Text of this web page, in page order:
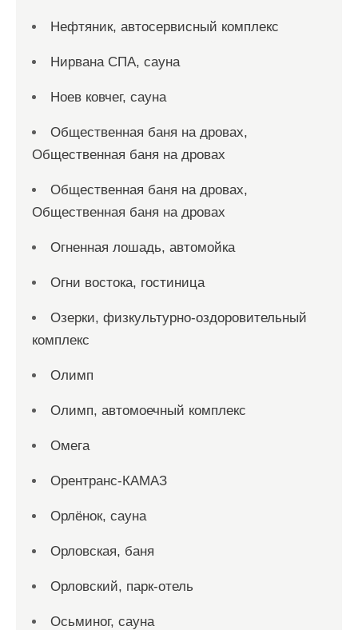
Нефтяник, автосервисный комплекс
Нирвана СПА, сауна
Ноев ковчег, сауна
Общественная баня на дровах,
Общественная баня на дровах
Общественная баня на дровах,
Общественная баня на дровах
Огненная лошадь, автомойка
Огни востока, гостиница
Озерки, физкультурно-оздоровительный
комплекс
Олимп
Олимп, автомоечный комплекс
Омега
Орентранс-КАМАЗ
Орлёнок, сауна
Орловская, баня
Орловский, парк-отель
Осьминог, сауна